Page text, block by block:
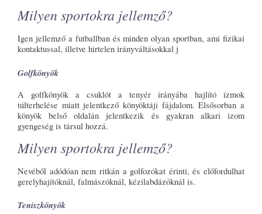
Milyen sportokra jellemző?
Igen jellemző a futballban és minden olyan sportban, ami fizikai
kontaktussal, illetve hirtelen irányváltásokkal j
Golfkönyök
A golfkönyök a csuklót a tenyér irányába hajlító izmok
túlterhelése miatt jelentkező könyöktáji fájdalom. Elsősorban a
könyök belső oldalán jelentkezik és gyakran alkari izom
gyengeség is társul hozzá.
Milyen sportokra jellemző?
Nevéből adódóan nem ritkán a golfozókat érinti, és előfordulhat
gerelyhajítóknál, falmászóknál, kézilabdázóknál is.
Teniszkönyök